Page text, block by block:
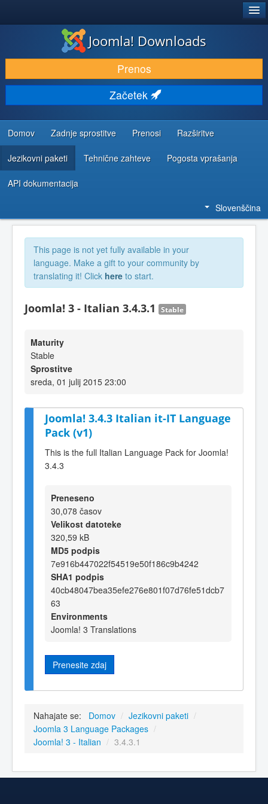
PRENESI IN RAZŠIRI
ODKRIJTE & IZVEJTE
SKUPNOST IN PODPORA
VIRI ZA RAZVIJALCE
Joomla! Downloads
Prenos
Začetek
Domov Zadnje sprostitve Prenosi Razširitve
Jezikovni paketi Tehnične zahteve Pogosta vprašanja
API dokumentacija
Slovenščina
This page is not yet fully available in your
language. Make a gift to your community by
translating it! Click here to start.
Joomla! 3 - Italian 3.4.3.1 Stable
Maturity
Stable
Sprostitve
sreda, 01 julij 2015 23:00
Joomla! 3.4.3 Italian it-IT Language
Pack (v1)
This is the full Italian Language Pack for Joomla!
3.4.3
Preneseno
30,078 časov
Velikost datoteke
320,59 kB
MD5 podpis
7e916b447022f54519e50f186c9b4242
SHA1 podpis
40cb48047bea35efe276e801f07d76fe51dcb7
63
Environments
Joomla! 3 Translations
Prenesite zdaj
Nahajate se: Domov / Jezikovni paketi /
Joomla 3 Language Packages /
Joomla! 3 - Italian / 3.4.3.1